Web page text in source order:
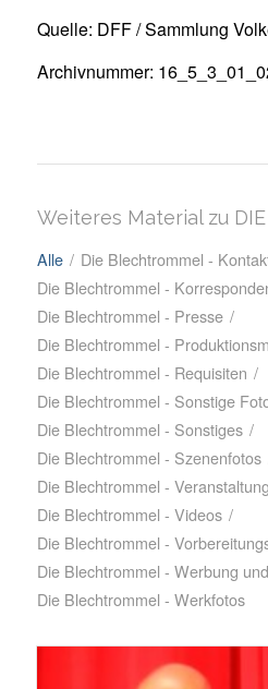
Quelle: DFF / Sammlung
Archivnummer:
Weiteres Material zu DIE
Alle / Die Blechtrommel -
Die Blechtrommel -
Die Blechtrommel - Presse /
Die Blechtrommel -
Die Blechtrommel - Requisiten /
Die Blechtrommel - Sonstige
Die Blechtrommel - Sonstiges /
Die Blechtrommel - Szenenfotos
Die Blechtrommel -
Die Blechtrommel - Videos /
Die Blechtrommel -
Die Blechtrommel - Werbung
Die Blechtrommel - Werkfotos